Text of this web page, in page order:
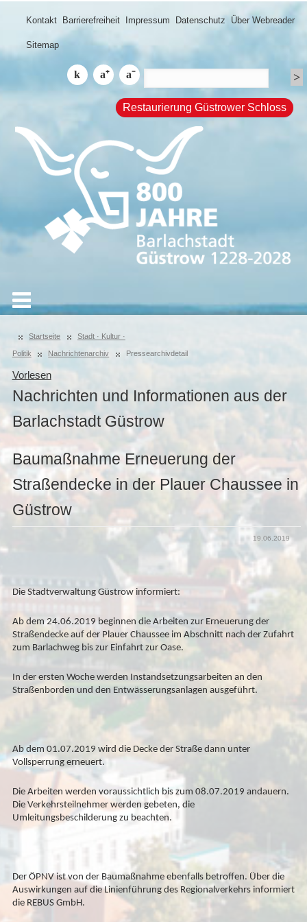
Kontakt Barrierefreiheit Impressum Datenschutz Über Webreader
Sitemap
Restaurierung Güstrower Schloss
Startseite Stadt · Kultur ·
Politik Nachrichtenarchiv Pressearchivdetail
Vorlesen
Nachrichten und Informationen aus der
Barlachstadt Güstrow
Baumaßnahme Erneuerung der
Straßendecke in der Plauer Chaussee in
Güstrow
19.06.2019
Die Stadtverwaltung Güstrow informiert:
Ab dem 24.06.2019 beginnen die Arbeiten zur Erneuerung der
Straßendecke auf der Plauer Chaussee im Abschnitt nach der Zufahrt
zum Barlachweg bis zur Einfahrt zur Oase.
In der ersten Woche werden Instandsetzungsarbeiten an den
Straßenborden und den Entwässerungsanlagen ausgeführt.
Ab dem 01.07.2019 wird die Decke der Straße dann unter
Vollsperrung erneuert.
Die Arbeiten werden voraussichtlich bis zum 08.07.2019 andauern.
Die Verkehrsteilnehmer werden gebeten, die
Umleitungsbeschilderung zu beachten.
Der ÖPNV ist von der Baumaßnahme ebenfalls betroffen. Über die
Auswirkungen auf die Linienführung des Regionalverkehrs informiert
die REBUS GmbH.